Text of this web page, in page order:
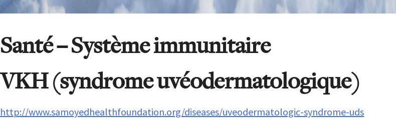
Santé – Système immunitaire
VKH (syndrome uvéodermatologique)
http://www.samoyedhealthfoundation.org/diseases/uveodermatologic-syndrome-uds